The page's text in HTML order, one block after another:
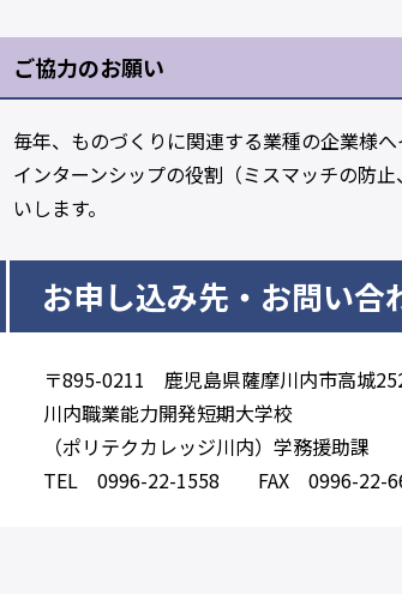
ご協力のお願い
毎年、ものづくりに関連する業種の企業様
インターンシップの役割（ミスマッチの防
いします。
お申し込み先・お問い合
〒895-0211 鹿児島県薩摩川内市高城
川内職業能力開発短期大学校
（ポリテクカレッジ川内）学務援助課
TEL 0996-22-1558 FAX 0996-22-